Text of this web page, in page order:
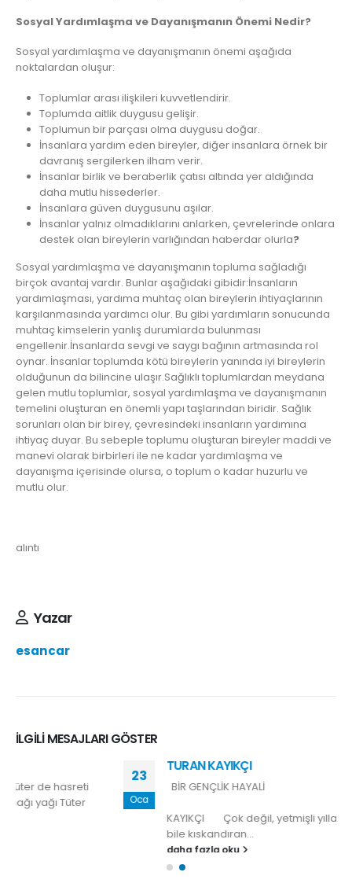
Sosyal Yardımlaşma ve Dayanışmanın Önemi Nedir?
Sosyal yardımlaşma ve dayanışmanın önemi aşağıda
noktalardan oluşur:
Toplumlar arası ilişkileri kuvvetlendirir.
Toplumda aitlik duygusu gelişir.
Toplumun bir parçası olma duygusu doğar.
İnsanlara yardım eden bireyler, diğer insanlara örnek bir
davranış sergilerken ilham verir.
İnsanlar birlik ve beraberlik çatısı altında yer aldığında
daha mutlu hissederler.
İnsanlara güven duygusunu aşılar.
İnsanlar yalnız olmadıklarını anlarken, çevrelerinde onlara
destek olan bireylerin varlığından haberdar olurla?
Sosyal yardımlaşma ve dayanışmanın topluma sağladığı
birçok avantaj vardır. Bunlar aşağıdaki gibidir:İnsanların
yardımlaşması, yardıma muhtaç olan bireylerin ihtiyaçlarının
karşılanmasında yardımcı olur. Bu gibi yardımların sonucunda
muhtaç kimselerin yanlış durumlarda bulunması
engellenir.İnsanlarda sevgi ve saygı bağının artmasında rol
oynar. İnsanlar toplumda kötü bireylerin yanında iyi bireylerin
olduğunun da bilincine ulaşır.Sağlıklı toplumlardan meydana
gelen mutlu toplumlar, sosyal yardımlaşma ve dayanışmanın
temelini oluşturan en önemli yapı taşlarından biridir. Sağlık
sorunları olan bir birey, çevresindeki insanların yardımına
ihtiyaç duyar. Bu sebeple toplumu oluşturan bireyler maddi ve
manevi olarak birbirleri ile ne kadar yardımlaşma ve
dayanışma içerisinde olursa, o toplum o kadar huzurlu ve
mutlu olur.
alıntı
Yazar
esancar
İLGILI MESAJLARI GÖSTER
Oca
BİR GENÇLİK HAYALİ
Turan
KAYIKÇI Çok değil, yetmişli yılların başıydı. Kuşları